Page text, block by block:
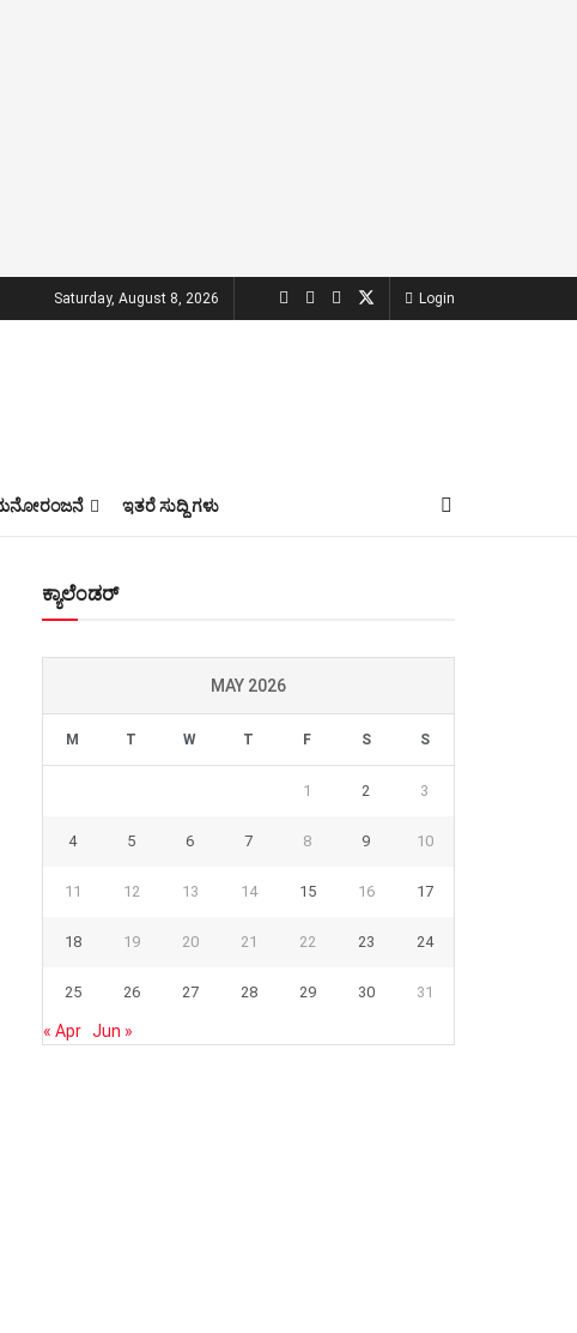
Saturday, August 8, 2026 Login
ಇತರೆ ಸುದ್ದಿ ಗಳು
ಕ್ಯಾಲೆಂಡರ್
MAY 2026
M T W T F S S
1 2 3
4 5 6 7 8 9 10
11 12 13 14 15 16 17
18 19 20 21 22 23 24
25 26 27 28 29 30 31
« Apr Jun »